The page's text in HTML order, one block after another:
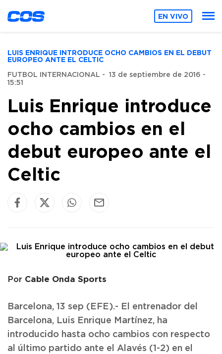
EN VIVO
LUIS ENRIQUE INTRODUCE OCHO CAMBIOS EN EL DEBUT
EUROPEO ANTE EL CELTIC
FUTBOL INTERNACIONAL - 13 de septiembre de 2016 -
15:51
Luis Enrique introduce
ocho cambios en el
debut europeo ante el
Celtic
Por Cable Onda Sports
Barcelona, 13 sep (EFE).- El entrenador del
Barcelona, Luis Enrique Martínez, ha
introducido hasta ocho cambios con respecto
al último partido ante el Alavés (1-2) en el